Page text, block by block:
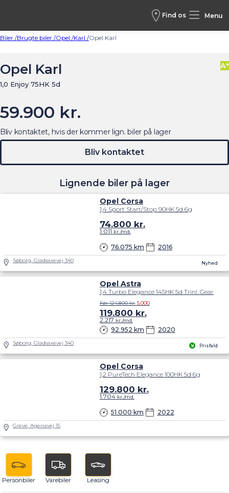
Find os Menu
Biler /Brugte biler /Opel /Karl /Opel Karl
Opel Karl
1,0 Enjoy 75HK 5d
A+
59.900 kr.
Lignende biler på lager
Nyhed
Opel Corsa
1,4 Sport Start/Stop 90HK 5d 6g
76.075 km 2016
74.800 kr.
1.011 kr./md.
Søborg, Gladsaxevej 340
Prisfald
Opel Astra
1,4 Turbo Elegance 145HK 5d Trinl. Gear
92.952 km 2020
Før 124.800 kr. 5.000
119.800 kr.
2.217 kr./md.
Søborg, Gladsaxevej 340
Opel Corsa
1,2 PureTech Elegance 100HK 5d 6g
51.000 km 2022
129.800 kr.
1.704kr./md.
Greve, Agenavej 15
Bliv kontaktet, hvis der kommer lign. biler på lager
Bliv kontaktet
Personbiler Varebiler Leasing